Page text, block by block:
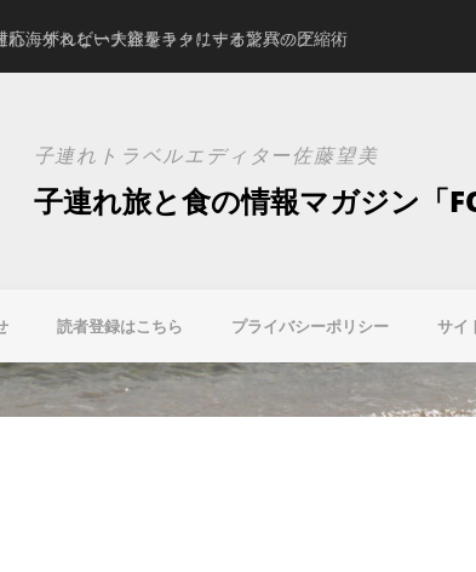
。ずれない大容量キャリーオンバッグ
海外＆ビーチ旅をラクにする驚異の圧縮術 スタ
子連れトラベルエディター佐藤望美
子連れ旅と食の情報マガジン「
読者登録はこちら プライバシーポリシー サイ